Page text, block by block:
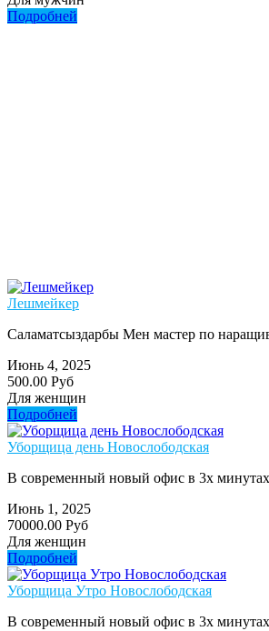
Подробней
Лешмейкер
Саламатсыздарбы Мен мастер по
Июнь 4, 2025
500.00 Руб
Для женщин
Подробней
Уборщица день Новослободская
В современный новый офис в 3х
Июнь 1, 2025
70000.00 Руб
Для женщин
Подробней
Уборщица Утро Новослободская
В современный новый офис в 3х